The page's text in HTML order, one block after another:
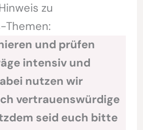
zu
Themen:
und prüfen
intensiv und
nutzen wir
vertrauenswürdige
seid euch bitte